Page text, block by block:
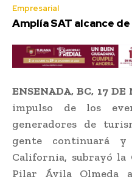
Empresarial
Amplía SAT alcance
ENSENADA, BC, 17
impulso de los
generadores de
gente continuará
California, subrayó la
Pilar Ávila Olmeda